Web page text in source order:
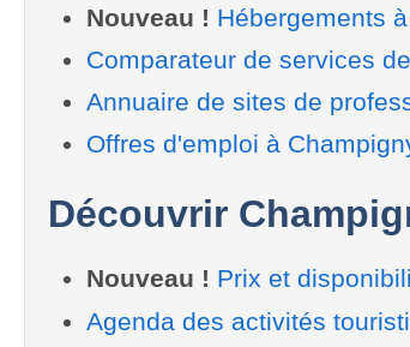
Nouveau ! Hébergements
Comparateur de services
Annuaire de sites de
Offres d'emploi à
Découvrir
Nouveau ! Prix et
Agenda des activités